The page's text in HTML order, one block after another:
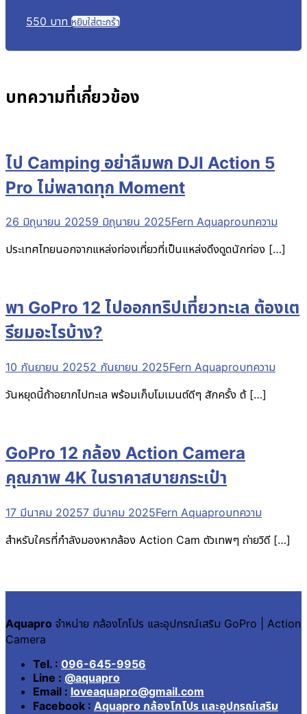
550 บาท หยิบใส่ตะกร้า
บทความที่เกี่ยวข้อง
ไป Camping อย่าลืมพก DJI Action 5
Pro ไม่พลาดทุก Moment
26 มิถุนายน 20259 มิถุนายน 2025Fern Aquaproบทความ
ประเทศไทยนอกจากแหล่งท่องเที่ยวที่เป็นแหล่งดึงดูดนักท่อง […]
พา GoPro 12 ไปออกทริปเที่ยวทะเล ต้องเต
รียมอะไรบ้าง?
10 กันยายน 20252 กันยายน 2025Fern Aquaproบทความ
วันหยุดนี้ถ้าอยากไปทะเล พร้อมเก็บโมเมนต์ดีๆ สักครั้ง ต้ […]
GoPro 12 กล้อง Action Camera
คุณภาพ 4K ในราคาสบายกระเป๋า
17 มีนาคม 20257 มีนาคม 2025Fern Aquaproบทความ
สำหรับใครที่กำลังมองหากล้อง Action Cam ตัวเทพๆ ถ่ายวิดี […]
Aquapro จำหน่าย กล้องโกโปร และอุปกรณ์เสริม GoPro | Action
Camera
Tel. : 096-645-9956
Line : @aquapro
Email : loveaquapro@gmail.com
Facebook : Aquapro กล้องโกโปร และอุปกรณ์เสริม